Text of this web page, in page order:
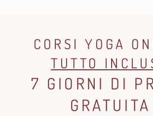
CORSI YOGA
TUTTO
7 GIORNI DI
GRATUITA